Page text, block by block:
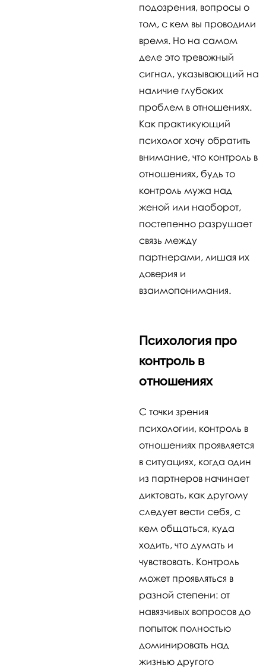
подозрения, вопросы о
том, с кем вы проводили
время. Но на самом
деле это тревожный
сигнал, указывающий на
наличие глубоких
проблем в отношениях.
Как практикующий
психолог хочу обратить
внимание, что контроль в
отношениях, будь то
контроль мужа над
женой или наоборот,
постепенно разрушает
связь между
партнерами, лишая их
доверия и
взаимопонимания.
Психология про
контроль в
отношениях
С точки зрения
психологии, контроль в
отношениях проявляется
в ситуациях, когда один
из партнеров начинает
диктовать, как другому
следует вести себя, с
кем общаться, куда
ходить, что думать и
чувствовать. Контроль
может проявляться в
разной степени: от
навязчивых вопросов до
попыток полностью
доминировать над
жизнью другого